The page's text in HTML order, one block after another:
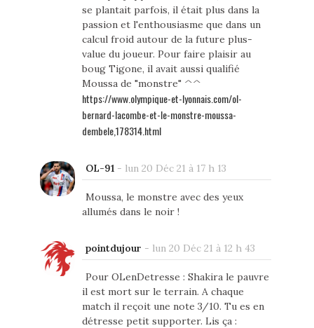
se plantait parfois, il était plus dans la
passion et l'enthousiasme que dans un
calcul froid autour de la future plus-
value du joueur. Pour faire plaisir au
boug Tigone, il avait aussi qualifié
Moussa de "monstre" ^^
https://www.olympique-et-lyonnais.com/ol-
bernard-lacombe-et-le-monstre-moussa-
dembele,178314.html
OL-91- lun 20 Déc 21 à 17 h 13
Moussa, le monstre avec des yeux
allumés dans le noir !
pointdujour - lun 20 Déc 21 à 12 h 43
Pour OLenDetresse : Shakira le pauvre
il est mort sur le terrain. A chaque
match il reçoit une note 3/10. Tu es en
détresse petit supporter. Lis ça :